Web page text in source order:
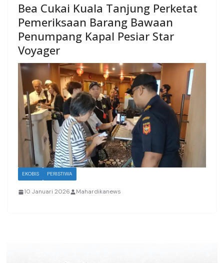
Bea Cukai Kuala Tanjung Perketat
Pemeriksaan Barang Bawaan
Penumpang Kapal Pesiar Star
Voyager
EKOBIS PERISTIWA
10 Januari 2026 Mahardikanews